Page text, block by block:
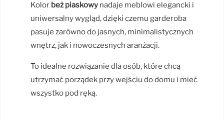
Kolor beż piaskowy nadaje meblowi elegancki i
uniwersalny wygląd, dzięki czemu garderoba
pasuje zarówno do jasnych, minimalistycznych
wnętrz, jak i nowoczesnych aranżacji.
To idealne rozwiązanie dla osób, które chcą
utrzymać porządek przy wejściu do domu i mieć
wszystko pod ręką.